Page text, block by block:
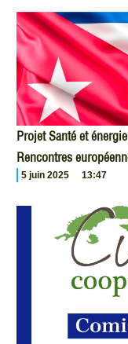
Projet Santé et
Rencontres
5 juin 2025 13:47